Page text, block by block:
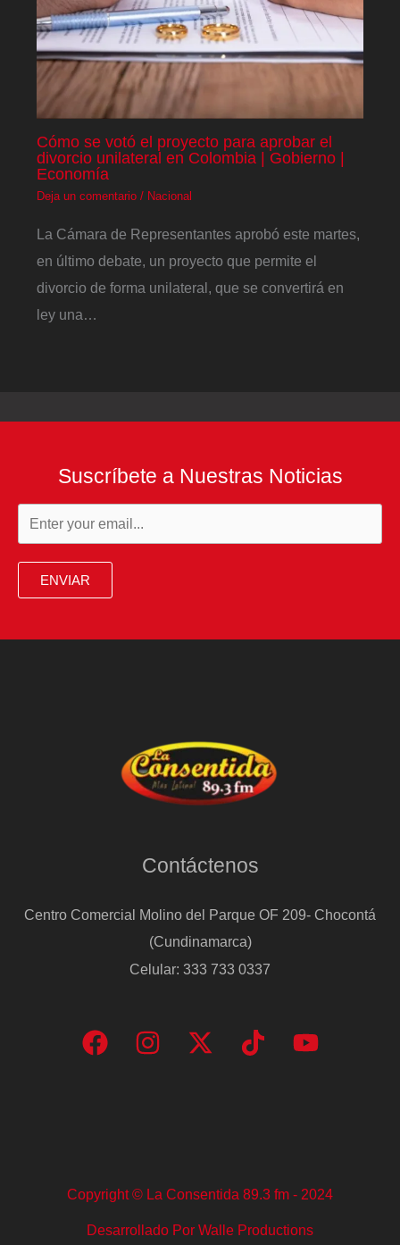
Cómo se votó el proyecto para aprobar el
divorcio unilateral en Colombia | Gobierno |
Economía
Deja un comentario / Nacional
La Cámara de Representantes aprobó este martes,
en último debate, un proyecto que permite el
divorcio de forma unilateral, que se convertirá en
ley una…
Suscríbete a Nuestras Noticias
ENVIAR
Contáctenos
Centro Comercial Molino del Parque OF 209- Chocontá
(Cundinamarca)
Celular: 333 733 0337
Copyright © La Consentida 89.3 fm - 2024
Desarrollado Por Walle Productions